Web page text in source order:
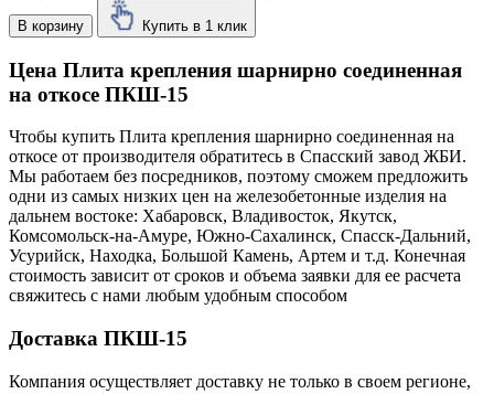
В корзину Купить в 1 клик
Цена Плита крепления шарнирно соединенная
на откосе ПКШ-15
Чтобы купить Плита крепления шарнирно соединенная на
откосе от производителя обратитесь в Cпасский завод ЖБИ.
Мы работаем без посредников, поэтому сможем предложить
одни из самых низких цен на железобетонные изделия на
дальнем востоке: Хабаровск, Владивосток, Якутск,
Комсомольск-на-Амуре, Южно-Сахалинск, Спасск-Дальний,
Усурийск, Находка, Большой Камень, Артем и т.д. Конечная
стоимость зависит от сроков и объема заявки для ее расчета
свяжитесь с нами любым удобным способом
Доставка ПКШ-15
Компания осуществляет доставку не только в своем регионе,